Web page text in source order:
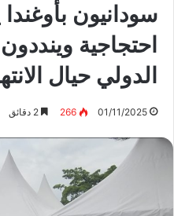
سودانيون
احتجاجية
الدولي حيال
01/11/2025
266